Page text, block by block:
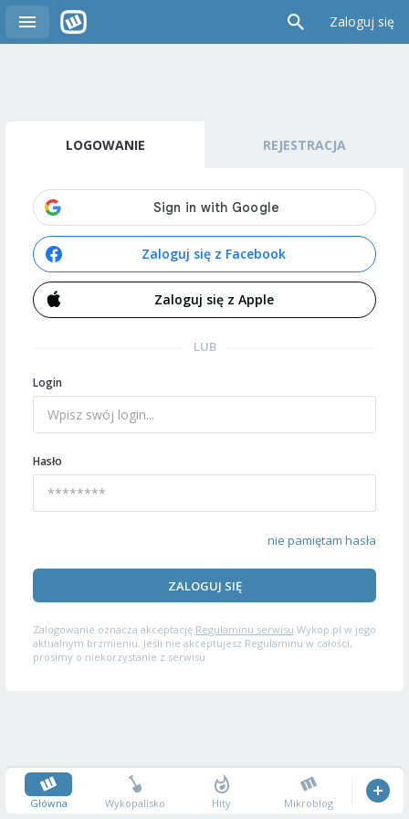
Zaloguj się
LOGOWANIE REJESTRACJA
Zaloguj się z Facebook
Zaloguj się z Apple
LUB
Login
Hasło
nie pamiętam hasła
ZALOGUJ SIĘ
Zalogowanie oznacza akceptację Regulaminu serwisu Wykop.pl w jego
aktualnym brzmieniu. Jeśli nie akceptujesz Regulaminu w całości,
prosimy o niekorzystanie z serwisu.
Główna Wykopalisko Hity Mikroblog